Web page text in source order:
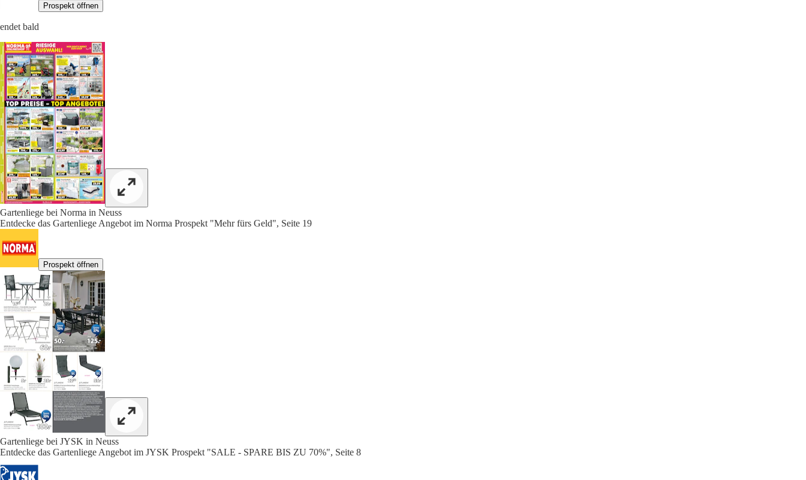
Prospekt öffnen
endet bald
Gartenliege bei Norma in Neuss
Entdecke das Gartenliege Angebot im Norma Prospekt "Mehr fürs Geld", Seite 19
Prospekt öffnen
Gartenliege bei JYSK in Neuss
Entdecke das Gartenliege Angebot im JYSK Prospekt "SALE - SPARE BIS ZU 70%", Seite 8